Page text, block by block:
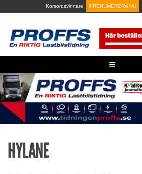
to
Korsordsvinnare PRENUMERERA NU
≡
HYLANE